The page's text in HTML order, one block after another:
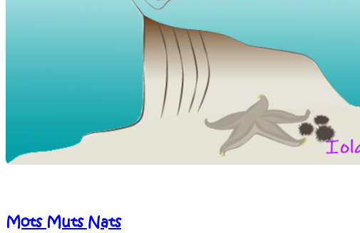
Mots Muts Nats